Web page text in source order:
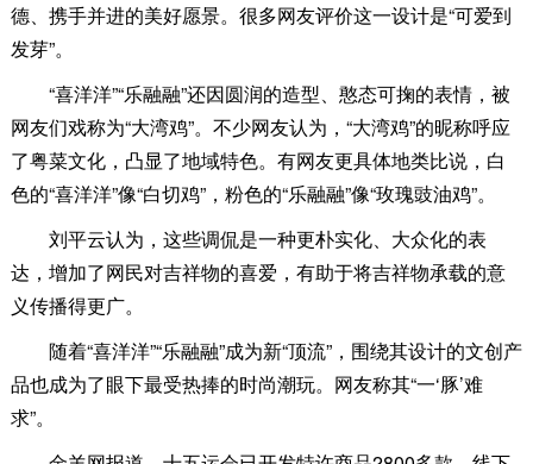
德、携手并进的美好愿景。很多网友评价这一设计是“可爱到
发芽”。
“喜洋洋”“乐融融”还因圆润的造型、憨态可掬的表情，被
网友们戏称为“大湾鸡”。不少网友认为，“大湾鸡”的昵称呼应
了粤菜文化，凸显了地域特色。有网友更具体地类比说，白
色的“喜洋洋”像“白切鸡”，粉色的“乐融融”像“玫瑰豉油鸡”。
刘平云认为，这些调侃是一种更朴实化、大众化的表
达，增加了网民对吉祥物的喜爱，有助于将吉祥物承载的意
义传播得更广。
随着“喜洋洋”“乐融融”成为新“顶流”，围绕其设计的文创产
品也成为了眼下最受热捧的时尚潮玩。网友称其“一‘豚’难
求”。